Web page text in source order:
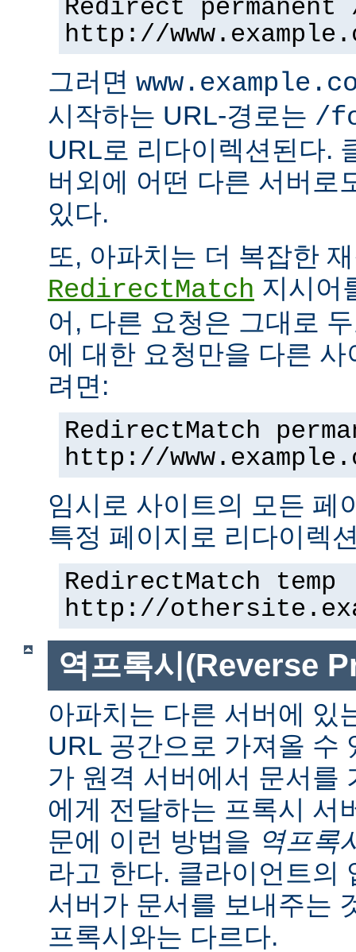
Redirect
http://
그러면
시작하는 URL-경로는 /
URL로 리다이렉션된다.
버외에 어떤 다른 서버로
있다.
또, 아파치는 더 복잡한
RedirectMatch 지시어
어, 다른 요청은 그대로
에 대한 요청만을 다른
려면:
RedirectMatch
http://
임시로 사이트의 모든 페
특정 페이지로 리다이렉
RedirectMatch
http://
역프록시(Reverse
아파치는 다른 서버에 있
URL 공간으로 가져올 수
가 원격 서버에서 문서를
에게 전달하는 프록시 서
문에 이런 방법을 역프록
라고 한다. 클라이언트의
서버가 문서를 보내주는
프록시와는 다르다.